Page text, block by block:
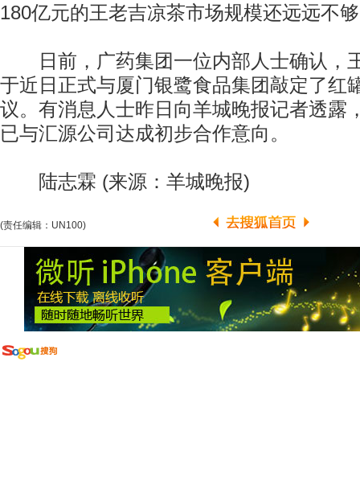
180亿元的王老吉凉茶市场规模还远远不
日前，广药集团一位内部人士确认，
于近日正式与厦门银鹭食品集团敲定了红
议。有消息人士昨日向羊城晚报记者透露
已与汇源公司达成初步合作意向。
陆志霖 (来源：羊城晚报)
(责任编辑：UN100)